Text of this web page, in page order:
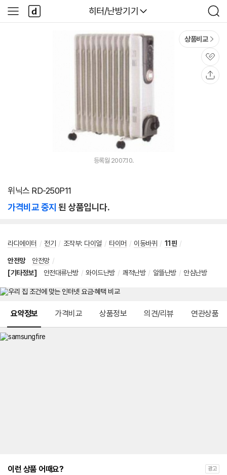
다나와
히터/난방기기
검
색
사
이
다
나
와
상품비교
관
심
등록월 2007.10.
위닉스 RD-250P11
가격비교 중지 된 상품입니다.
라디에이터 / 전기 / 조작부: 다이얼 / 타이머 / 이동바퀴 / 11핀 /
안전망 안전망 /
[기타정보]
안전대류난방 / 와이드난방 / 쾌적난방 / 알뜰난방 / 안심난방
요약정보 가격비교 상품정보 의견/리뷰 연관상품
이런 상품 어때요? 광고